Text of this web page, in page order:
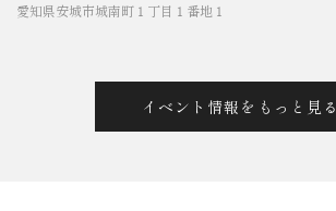
愛知県安城市城南町１丁目１番地１
イベント情報をもっと見る